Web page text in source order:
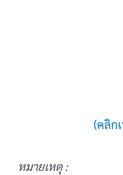
(คลิก
หมายเหตุ :